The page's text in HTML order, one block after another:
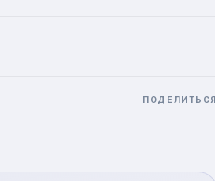
ПОДЕЛИТЬСЯ